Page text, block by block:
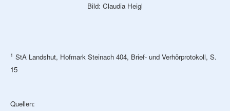
Bild: Claudia Heigl
1 StA Landshut, Hofmark Steinach 404, Brief- und Verhörprotokoll, S.
15
Quellen: